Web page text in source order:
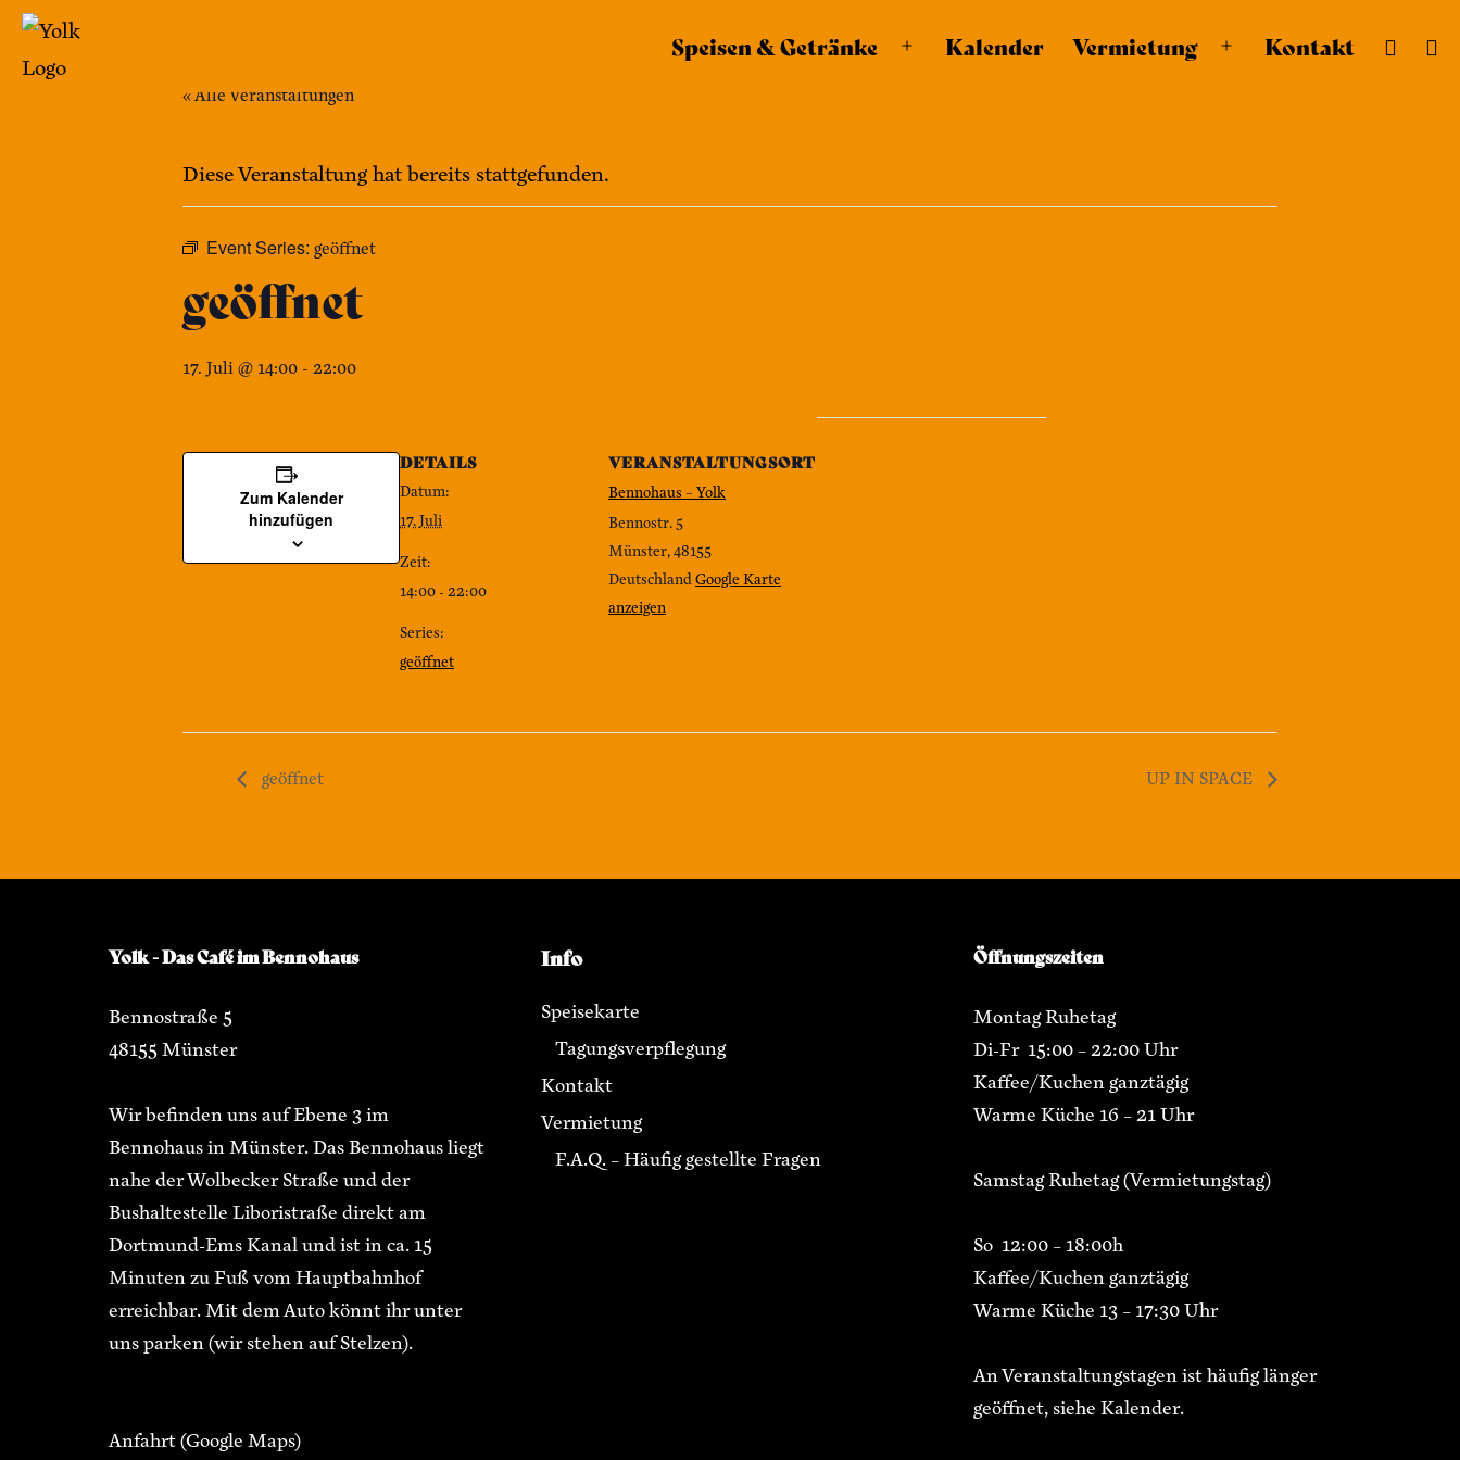
Zum
Inhalt
Speisen & Getränke
MenüKalender Vermietung
MenüKontakt
« Alle Veranstaltungen
Diese Veranstaltung hat bereits stattgefunden.
Event Series: geöffnet
geöffnet
17. Juli @ 14:00 - 22:00
Zum Kalender
hinzufügen
DETAILS
Datum:
17. Juli
Zeit:
14:00 - 22:00
Series:
geöffnet
VERANSTALTUNGSORT
Bennohaus – Yolk
Bennostr. 5
Münster,48155
DeutschlandGoogle Karte
anzeigen
geöffnet UP IN SPACE
Yolk - Das Café im Bennohaus
Bennostraße 5
48155 Münster
Wir befinden uns auf Ebene 3 im
Bennohaus in Münster. Das Bennohaus liegt
nahe der Wolbecker Straße und der
Bushaltestelle Liboristraße direkt am
Dortmund-Ems Kanal und ist in ca. 15
Minuten zu Fuß vom Hauptbahnhof
erreichbar. Mit dem Auto könnt ihr unter
uns parken (wir stehen auf Stelzen).
Anfahrt(Google Maps)
Info
Speisekarte
Tagungsverpflegung
Kontakt
Vermietung
F.A.Q. – Häufig gestellte Fragen
Öffnungszeiten
Montag Ruhetag
Di-Fr 15:00 – 22:00 Uhr
Kaffee/Kuchen ganztägig
Warme Küche 16 – 21 Uhr
Samstag Ruhetag (Vermietungstag)
So 12:00 – 18:00h
Kaffee/Kuchen ganztägig
Warme Küche 13 – 17:30 Uhr
An Veranstaltungstagen ist häufig länger
geöffnet, siehe Kalender.